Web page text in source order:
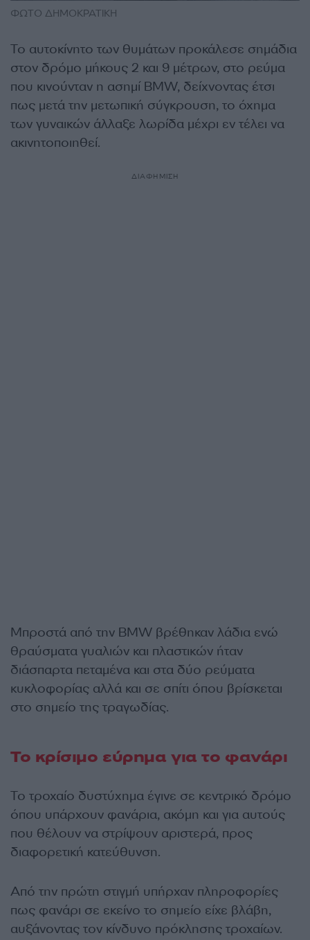
ΦΩΤΟ ΔΗΜΟΚΡΑΤΙΚΗ
Το αυτοκίνητο των θυμάτων προκάλεσε σημάδια
στον δρόμο μήκους 2 και 9 μέτρων, στο ρεύμα
που κινούνταν η ασημί BMW, δείχνοντας έτσι
πως μετά την μετωπική σύγκρουση, το όχημα
των γυναικών άλλαξε λωρίδα μέχρι εν τέλει να
ακινητοποιηθεί.
ΔΙΑΦΗΜΙΣΗ
Μπροστά από την BMW βρέθηκαν λάδια ενώ
θραύσματα γυαλιών και πλαστικών ήταν
διάσπαρτα πεταμένα και στα δύο ρεύματα
κυκλοφορίας αλλά και σε σπίτι όπου βρίσκεται
στο σημείο της τραγωδίας.
Το κρίσιμο εύρημα για το φανάρι
Το τροχαίο δυστύχημα έγινε σε κεντρικό δρόμο
όπου υπάρχουν φανάρια, ακόμη και για αυτούς
που θέλουν να στρίψουν αριστερά, προς
διαφορετική κατεύθυνση.
Από την πρώτη στιγμή υπήρχαν πληροφορίες
πως φανάρι σε εκείνο το σημείο είχε βλάβη,
αυξάνοντας τον κίνδυνο πρόκλησης τροχαίων.